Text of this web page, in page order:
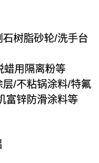
树脂砂轮/洗手台
蜡用隔离粉等
/不粘锅涂料/特氟
富锌防滑涂料等